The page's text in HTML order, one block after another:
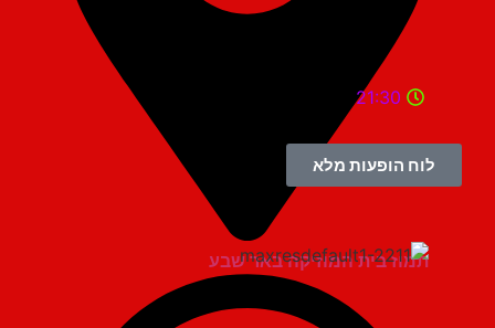
תמוז בית המוזיקה באר שבע
21:30
לוח הופעות מלא